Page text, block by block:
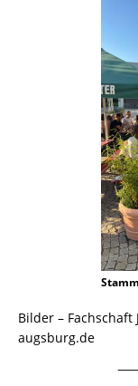
Bilder – Fachschaft
augsburg.de